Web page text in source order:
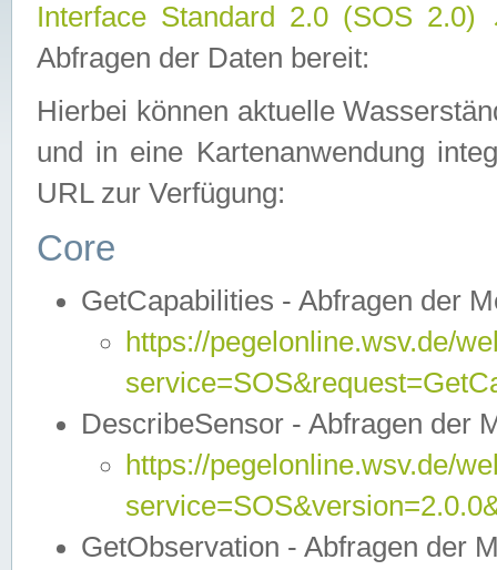
Interface Standard 2.0 (SOS 2.0)
Abfragen der Daten bereit:
Hierbei können aktuelle
und in eine Kartenanwendung
URL zur Verfügung:
Core
GetCapabilities - Abfragen der
https://pegelonline.wsv.de/
DescribeSensor - Abfragen der
https://pegelonline.wsv.de/
GetObservation - Abfragen der